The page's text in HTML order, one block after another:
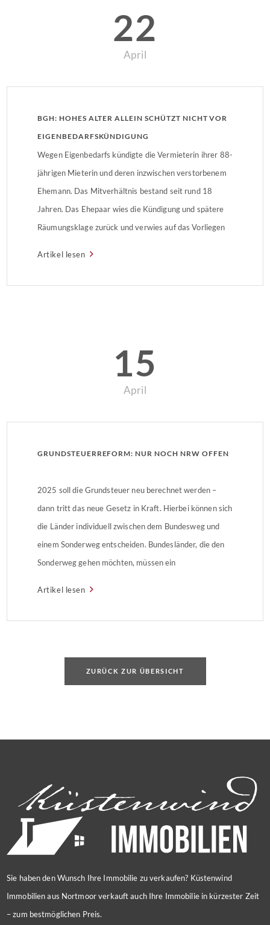
22
April
BGH: HOHES ALTER ALLEIN SCHÜTZT NICHT VOR
EIGENBEDARFSKÜNDIGUNG
Wegen Eigenbedarfs kündigte die Vermieterin ihrer 88-
jährigen Mieterin und deren inzwischen verstorbenem
Ehemann. Das Mitverhältnis bestand seit rund 18
Jahren. Das Ehepaar wies die Kündigung und spätere
Räumungsklage zurück und verwies auf das Vorliegen
Artikel lesen
15
April
GRUNDSTEUERREFORM: NUR NOCH NRW OFFEN
2025 soll die Grundsteuer neu berechnet werden –
dann tritt das neue Gesetz in Kraft. Hierbei können sich
die Länder individuell zwischen dem Bundesweg und
einem Sonderweg entscheiden. Bundesländer, die den
Sonderweg gehen möchten, müssen ein
Artikel lesen
ZURÜCK ZUR ÜBERSICHT
Sie haben den Wunsch Ihre Immobilie zu verkaufen? Küstenwind
Immobilien aus Nortmoor verkauft auch Ihre Immobilie in kürzester Zeit
– zum bestmöglichen Preis.